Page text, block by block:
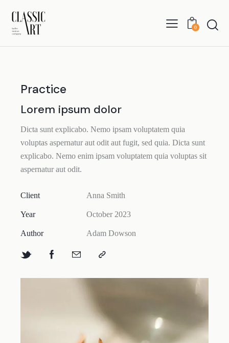
0
Practice
Lorem ipsum dolor
Dicta sunt explicabo. Nemo ipsam voluptatem quia
voluptas aspernatur aut odit aut fugit, sed quia. Dicta sunt
explicabo. Nemo enim ipsam voluptatem quia voluptas sit
aspernatur aut odit.
Client Anna Smith
Year October 2023
Author Adam Dowson